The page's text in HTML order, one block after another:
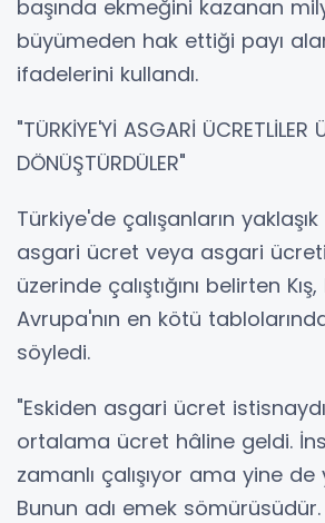
başında ekmeğini kazanan
büyümeden hak ettiği payı
ifadelerini kullandı.
"TÜRKİYE'Yİ ASGARİ ÜCRETLİLER
DÖNÜŞTÜRDÜLER"
Türkiye'de çalışanların
asgari ücret veya asgari
üzerinde çalıştığını belirten
Avrupa'nın en kötü
söyledi.
"Eskiden asgari ücret
ortalama ücret hâline geldi.
zamanlı çalışıyor ama yine de
Bunun adı emek